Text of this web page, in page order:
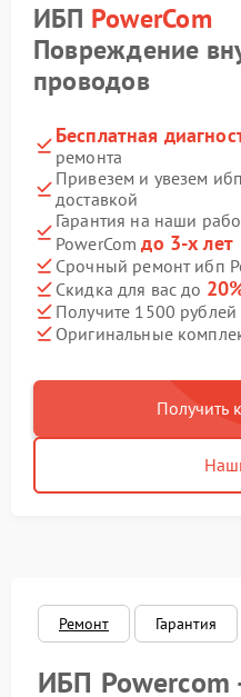
ИБП PowerCom
Повреждение
проводов
Бесплатная
ремонта
Привезем и увезем
доставкой
Гарантия на наши
PowerComдо 3-х лет
Срочный ремонт ибп
Скидка для вас до
Получите 1500
Оригинальные
Получить
Ремонт Гарантия
ИБП